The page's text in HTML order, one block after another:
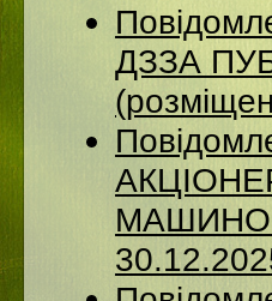
ДЗЗА